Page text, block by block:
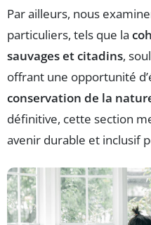
Par ailleurs, nous
particuliers, tels que la
sauvages et citadins,
offrant une opportunité
conservation de la
définitive, cette section
avenir durable et inclusif